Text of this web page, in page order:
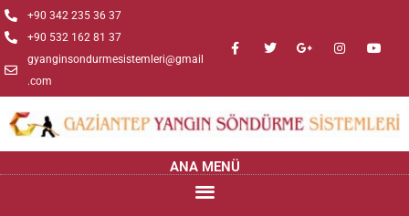
+90 342 235 36 37
+90 532 162 81 37
gyanginsondurmesistemleri@gmail
.com
ANA MENÜ